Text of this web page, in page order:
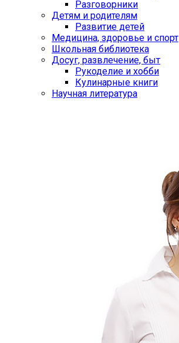
Разговорники
Детям и родителям
Развитие детей
Медицина, здоровье и спорт
Школьная библиотека
Досуг, развлечение, быт
Рукоделие и хобби
Кулинарные книги
Научная литература